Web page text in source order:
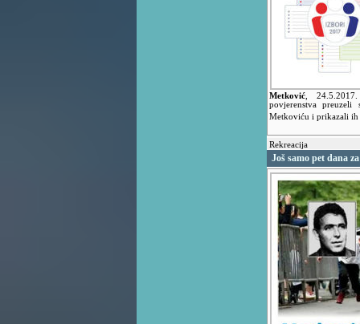
Metković
povjerenstva
Metkoviću i prikazali
Rekreacija
Još samo pet dana